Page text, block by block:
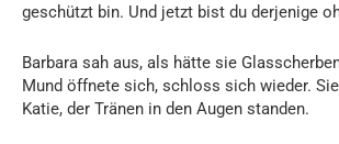
geschützt bin. Und jetzt bist du derjenige
Barbara sah aus, als hätte sie
Mund öffnete sich, schloss sich wieder.
Katie, der Tränen in den Augen standen.